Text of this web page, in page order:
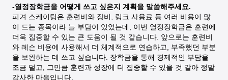
-열정장학금을 어떻게 쓰고 싶은지 계획을 말씀해주세요.
피겨 스케이팅은 훈련비와 장비, 링크 사용료 등 여러 비용이 많
이 드는 종목이라 늘 부담이 있었는데, 이번 열정장학금은 훈련에
더욱 집중할 수 있는 큰 도움이 될 것 같습니다. 앞으로는 훈련비
와 레슨 비용에 사용해서 더 체계적으로 연습하고, 부족했던 부분
을 보완하는 데 쓰고 싶습니다. 장학금을 통해 경제적인 부담을
조금 덜고, 그만큼 훈련과 성장에 더 집중할 수 있을 것 같아 정말
감사한 마음입니다.